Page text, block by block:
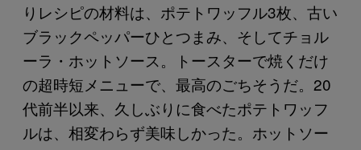
りレシピの材料は、ポテトワッフル3枚、古い
ブラックペッパーひとつまみ、そしてチョル
ーラ・ホットソース。トースターで焼くだけ
の超時短メニューで、最高のごちそうだ。20
代前半以来、久しぶりに食べたポテトワッフ
ルは、相変わらず美味しかった。ホットソー